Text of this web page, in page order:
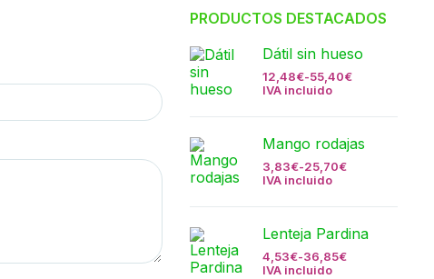
PRODUCTOS DESTACADOS
Dátil sin hueso
12,48€-55,40€
IVA incluido
Mango rodajas
3,83€-25,70€
IVA incluido
Lenteja Pardina
4,53€-36,85€
IVA incluido